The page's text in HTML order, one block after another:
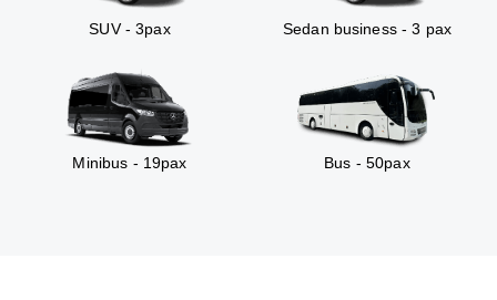
SUV - 3pax Sedan business - 3 pax
Minibus - 19pax Bus - 50pax